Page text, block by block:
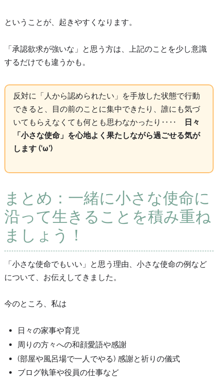
ということが、起きやすくなります。
「承認欲求が強いな」と思う方は、上記のことを少し意識
するだけでも違うかも。
反対に「人から認められたい」を手放した状態で行動
できると、目の前のことに集中できたり、誰にも気づ
いてもらえなくても何とも思わなかったり‥‥
日々
「小さな使命」を心地よく果たしながら過ごせる気が
します (‘ω’)
まとめ：一緒に小さな使命に
沿って生きることを積み重ね
ましょう！
「小さな使命でもいい」と思う理由、小さな使命の例など
について、お伝えしてきました。
今のところ、私は
日々の家事や育児
周りの方々への和顔愛語や感謝
(部屋や風呂場で一人でやる) 感謝と祈りの儀式
ブログ執筆や役員の仕事など